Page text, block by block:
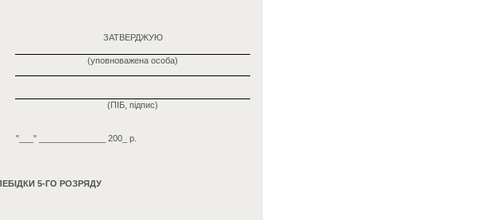
ЗАТВЕРДЖУЮ
(уповноважена особа)
(ПІБ, підпис)
"___" ______________ 200_ р.
5-ГО РОЗРЯДУ